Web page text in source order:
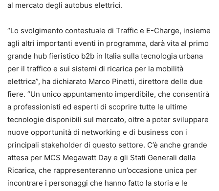
al mercato degli autobus elettrici.
“Lo svolgimento contestuale di Traffic e E-Charge, insieme
agli altri importanti eventi in programma, darà vita al primo
grande hub fieristico b2b in Italia sulla tecnologia urbana
per il traffico e sui sistemi di ricarica per la mobilità
elettrica”, ha dichiarato Marco Pinetti, direttore delle due
fiere. “Un unico appuntamento imperdibile, che consentirà
a professionisti ed esperti di scoprire tutte le ultime
tecnologie disponibili sul mercato, oltre a poter sviluppare
nuove opportunità di networking e di business con i
principali stakeholder di questo settore. C’è anche grande
attesa per MCS Megawatt Day e gli Stati Generali della
Ricarica, che rappresenteranno un’occasione unica per
incontrare i personaggi che hanno fatto la storia e le